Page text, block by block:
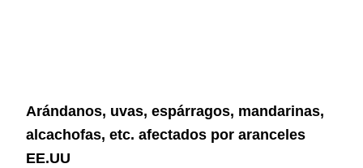
Arándanos, uvas, espárragos, mandarinas,
alcachofas, etc. afectados por aranceles
EE.UU